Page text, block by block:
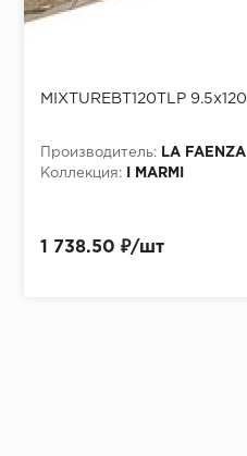
MIXTUREBT120TLP 9.5x120
Производитель:
LA FAENZA
Коллекция:
I MARMI
1 738.50 ₽/шт